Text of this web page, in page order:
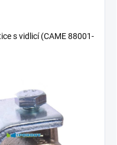
s vidlicí (CAME 88001-